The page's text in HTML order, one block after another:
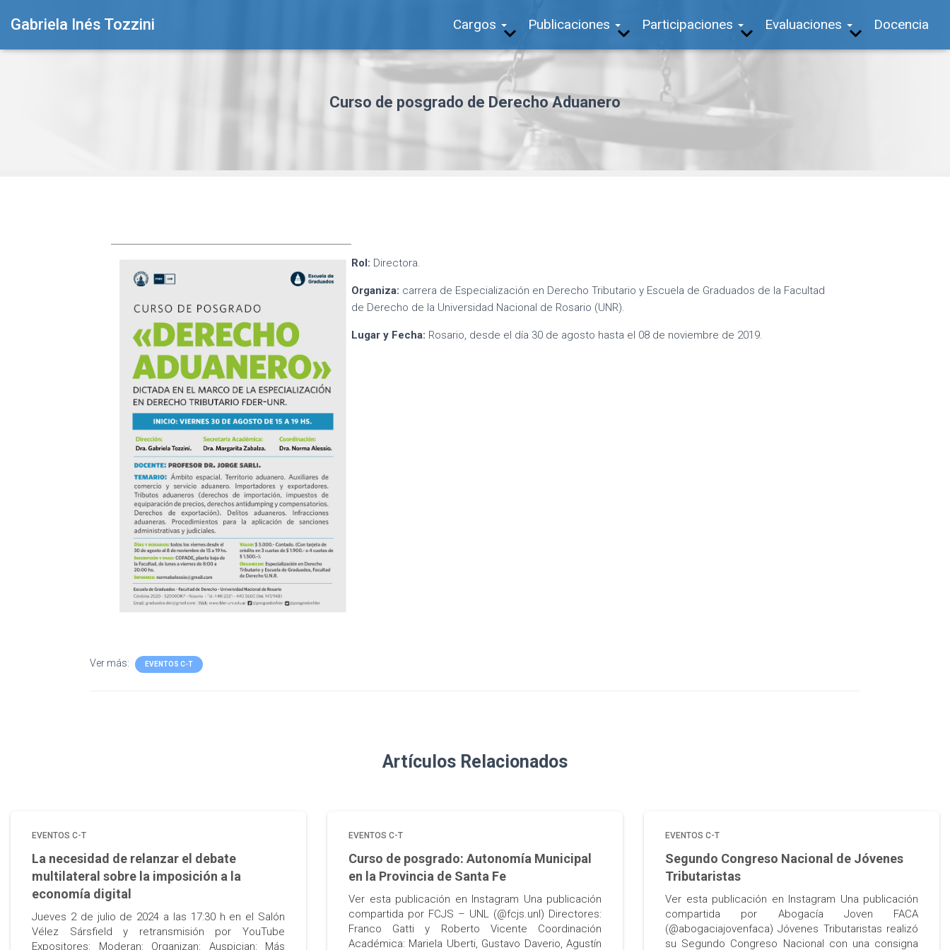
Gabriela Inés Tozzini Cargos Publicaciones Participaciones Evaluaciones Docencia
Curso de posgrado de Derecho Aduanero
Rol: Directora.
Organiza: carrera de Especialización en Derecho Tributario y Escuela de Graduados de la Facultad
de Derecho de la Universidad Nacional de Rosario (UNR).
Lugar y Fecha: Rosario, desde el día 30 de agosto hasta el 08 de noviembre de 2019.
Ver más: EVENTOS C-T
Artículos Relacionados
EVENTOS C-T
La necesidad de relanzar el debate
multilateral sobre la imposición a la
economía digital
Jueves 2 de julio de 2024 a las 17:30 h en el Salón
Vélez Sársfield y retransmisión por YouTube
Expositores: Moderan: Organizan: Auspician: Más
EVENTOS C-T
Curso de posgrado: Autonomía Municipal
en la Provincia de Santa Fe
Ver esta publicación en Instagram Una publicación
compartida por FCJS – UNL (@fcjs.unl) Directores:
Franco Gatti y Roberto Vicente Coordinación
Académica: Mariela Uberti, Gustavo Daverio, Agustín
EVENTOS C-T
Segundo Congreso Nacional de Jóvenes
Tributaristas
Ver esta publicación en Instagram Una publicación
compartida por Abogacía Joven FACA
(@abogaciajovenfaca) Jóvenes Tributaristas realizó
su Segundo Congreso Nacional con una consigna